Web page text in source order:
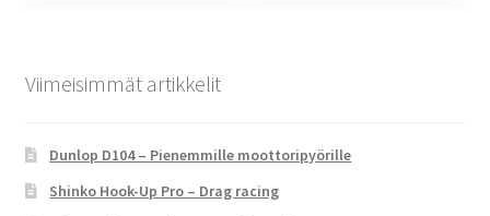
Viimeisimmät artikkelit
Dunlop D104 – Pienemmille moottoripyörille
Shinko Hook-Up Pro – Drag racing